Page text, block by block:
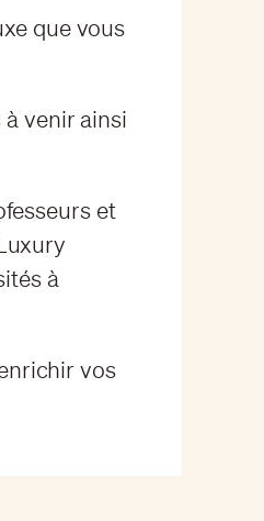
que vous
venir ainsi
et
à
vos